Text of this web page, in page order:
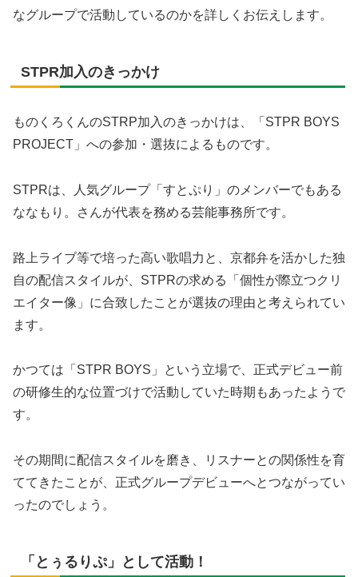
なグループで活動しているのかを詳しくお伝えします。
STPR加入のきっかけ
ものくろくんのSTRP加入のきっかけは、「STPR BOYS
PROJECT」への参加・選抜によるものです。
STPRは、人気グループ「すとぷり」のメンバーでもある
ななもり。さんが代表を務める芸能事務所です。
路上ライブ等で培った高い歌唱力と、京都弁を活かした独
自の配信スタイルが、STPRの求める「個性が際立つクリ
エイター像」に合致したことが選抜の理由と考えられてい
ます。
かつては「STPR BOYS」という立場で、正式デビュー前
の研修生的な位置づけで活動していた時期もあったようで
す。
その期間に配信スタイルを磨き、リスナーとの関係性を育
ててきたことが、正式グループデビューへとつながってい
ったのでしょう。
「とぅるりぷ」として活動！